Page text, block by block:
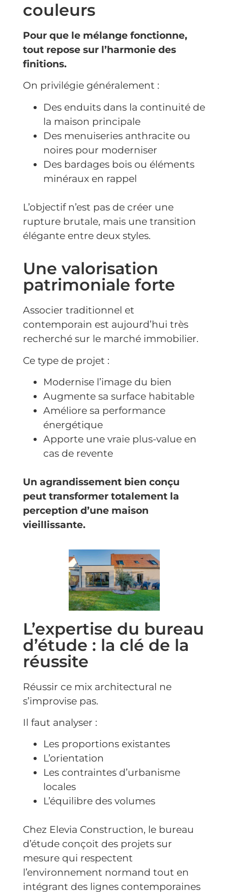
couleurs
Pour que le mélange fonctionne,
tout repose sur l’harmonie des
finitions.
On privilégie généralement :
Des enduits dans la continuité de
la maison principale
Des menuiseries anthracite ou
noires pour moderniser
Des bardages bois ou éléments
minéraux en rappel
L’objectif n’est pas de créer une
rupture brutale, mais une transition
élégante entre deux styles.
Une valorisation
patrimoniale forte
Associer traditionnel et
contemporain est aujourd’hui très
recherché sur le marché immobilier.
Ce type de projet :
Modernise l’image du bien
Augmente sa surface habitable
Améliore sa performance
énergétique
Apporte une vraie plus-value en
cas de revente
Un agrandissement bien conçu
peut transformer totalement la
perception d’une maison
vieillissante.
L’expertise du bureau
d’étude : la clé de la
réussite
Réussir ce mix architectural ne
s’improvise pas.
Il faut analyser :
Les proportions existantes
L’orientation
Les contraintes d’urbanisme
locales
L’équilibre des volumes
Chez Elevia Construction, le bureau
d’étude conçoit des projets sur
mesure qui respectent
l’environnement normand tout en
intégrant des lignes contemporaines